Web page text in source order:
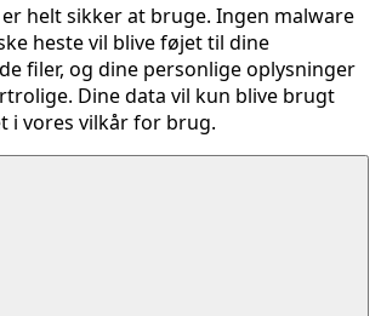
er helt sikker at bruge. Ingen malware
heste vil blive føjet til dine
filer, og dine personlige oplysninger
Dine data vil kun blive brugt
i vores vilkår for brug.